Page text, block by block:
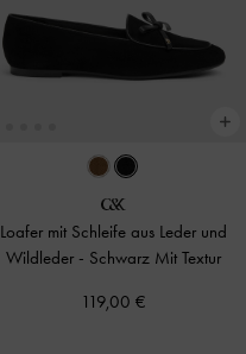
Loafer mit Schleife aus Leder und
Wildleder - Schwarz Mit Textur
119,00 €